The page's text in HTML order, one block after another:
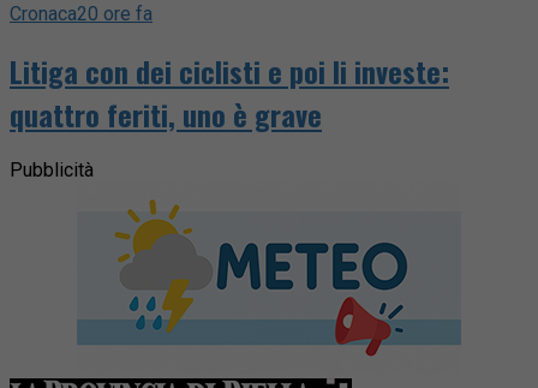
Cronaca20 ore fa
Litiga con dei ciclisti e poi li investe:
quattro feriti, uno è grave
Pubblicità